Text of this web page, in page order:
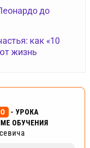
до
как «10
жизнь
- УРОКА
ОБУЧЕНИЯ